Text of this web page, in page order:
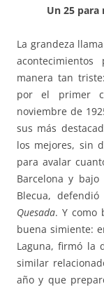
Un 25 para
La grandeza
manera tan
por el primer
noviembre de
sus más
los mejores, sin
para avalar
Barcelona y
Blecua,
Quesada. Y como
buena simiente:
Laguna, firmó la
similar
año y que